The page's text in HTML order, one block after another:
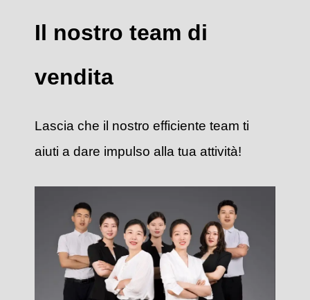
Il nostro team di
vendita
Lascia che il nostro efficiente team ti
aiuti a dare impulso alla tua attività!